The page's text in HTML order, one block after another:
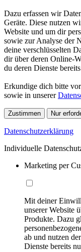
Dazu erfassen wir
Geräte. Diese nutzen
Website und um dir
sowie zur Analyse der
deine verschlüsselten
dir über deren Online-
du deren Dienste
Erkundige dich bitte
sowie in unserer
Zustimmen Nur
Datenschutzerklärung
Individuelle
Marketing per
Mit deiner
unserer Website
Produkte. Dazu
ab und nutzen
Dienste bereits